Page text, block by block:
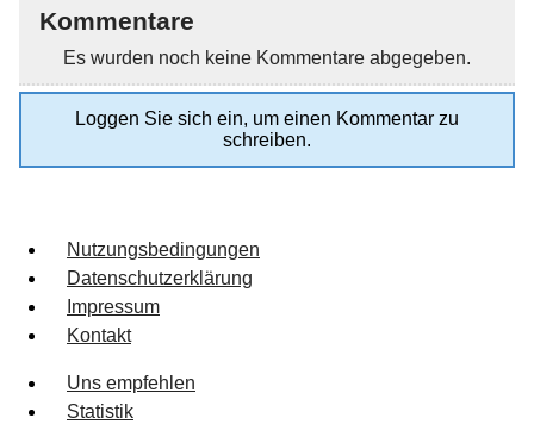
Kommentare
Es wurden noch keine Kommentare abgegeben.
Loggen Sie sich ein, um einen Kommentar zu
schreiben.
Nutzungsbedingungen
Datenschutzerklärung
Impressum
Kontakt
Uns empfehlen
Statistik